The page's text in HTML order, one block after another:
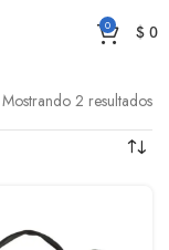
0 $0
Mostrando 2 resultados